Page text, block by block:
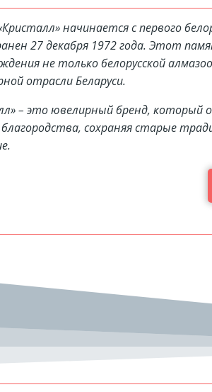
начинается с первого
27 декабря 1972 года. Этот
не только белорусской
отрасли Беларуси.
– это ювелирный бренд,
сохраняя старые